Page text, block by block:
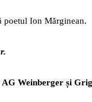
poetul Ion Mărginean.
Weinberger și